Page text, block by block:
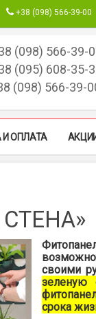
+38 (098) 566-39-00
(098) 566-39-
(095) 608-35-
566-39-
ОПЛАТА
своими
зеленую
срока